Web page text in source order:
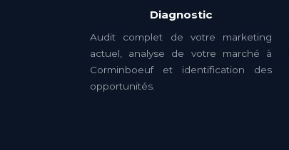
Diagnostic
Audit complet de votre marketing
actuel, analyse de votre marché à
Corminboeuf et identification des
opportunités.